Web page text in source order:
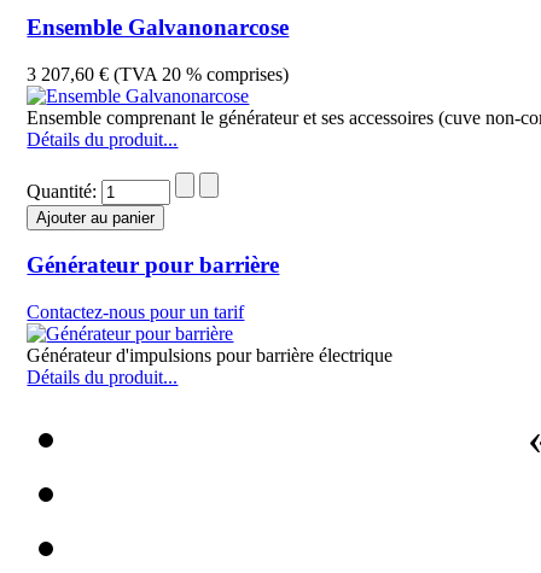
Ensemble Galvanonarcose
3 207,60 € (TVA 20 % comprises)
Ensemble comprenant le générateur et ses accessoires (cuve non-
Détails du produit...
Quantité:
Générateur pour barrière
Contactez-nous pour un tarif
Générateur d'impulsions pour barrière électrique
Détails du produit...